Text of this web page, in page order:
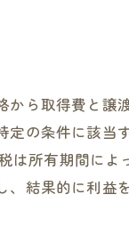
ら取得費と譲
の条件に該当
は所有期間に
結果的に利益